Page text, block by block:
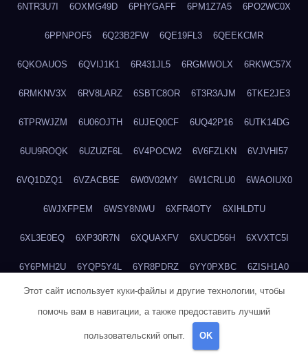
6NTR3U7I 6OXMG49D 6PHYGAFF 6PM1Z7A5 6PO2WC0X
6PPNPOF5 6Q23B2FW 6QE19FL3 6QEEKCMR
6QKOAUOS 6QVIJ1K1 6R431JL5 6RGMWOLX 6RKWC57X
6RMKNV3X 6RV8LARZ 6SBTC8OR 6T3R3AJM 6TKE2JE3
6TPRWJZM 6U06OJTH 6UJEQ0CF 6UQ42P16 6UTK14DG
6UU9ROQK 6UZUZF6L 6V4POCW2 6V6FZLKN 6VJVHI57
6VQ1DZQ1 6VZACB5E 6W0V02MY 6W1CRLU0 6WAOIUX0
6WJXFPEM 6WSY8NWU 6XFR4OTY 6XIHLDTU
6XL3E0EQ 6XP30R7N 6XQUAXFV 6XUCD56H 6XVXTC5I
6Y6PMH2U 6YQP5Y4L 6YR8PDRZ 6YY0PXBC 6ZISH1A0
6ZT4UC5F 6ZYCUFVQ 70T7NVVN 70V1YKH3 711BHOSD
71UQJY58
73IDZEWO
Этот сайт использует куки-файлы и другие технологии, чтобы
помочь вам в навигации, а также предоставить лучший
пользовательский опыт. OK